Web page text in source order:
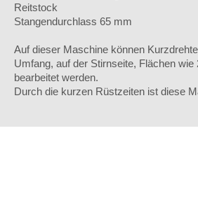
Reitstock
Stangendurchlass 65 mm
Auf dieser Maschine können
Umfang, auf der Stirnseite, Flächen
bearbeitet werden.
Durch die kurzen Rüstzeiten ist diese